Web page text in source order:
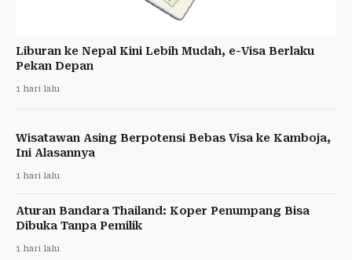
Liburan ke Nepal Kini Lebih Mudah, e-Visa Berlaku
Pekan Depan
1 hari lalu
Wisatawan Asing Berpotensi Bebas Visa ke Kamboja,
Ini Alasannya
1 hari lalu
Aturan Bandara Thailand: Koper Penumpang Bisa
Dibuka Tanpa Pemilik
1 hari lalu